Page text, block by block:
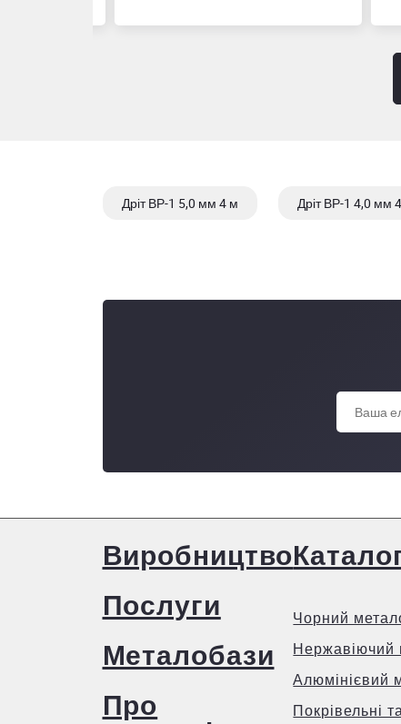
Дріт ВР-1 5,0 мм 4 м Дріт ВР-1 4,0 мм
Виробництво
Послуги
Металобази
Про
Чорний
Нержавіючий
Алюмінієвий
Покрівельні